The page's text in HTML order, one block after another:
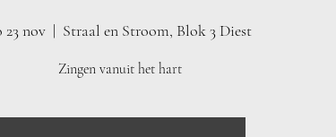
23 nov
  |
Straal en Stroom, Blok 3 Diest
Zingen vanuit het hart